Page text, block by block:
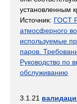
установленным
Источник: ГОСТ
атмосферного
используемые
паров.
Руководство по
обслуживанию
3.1.21